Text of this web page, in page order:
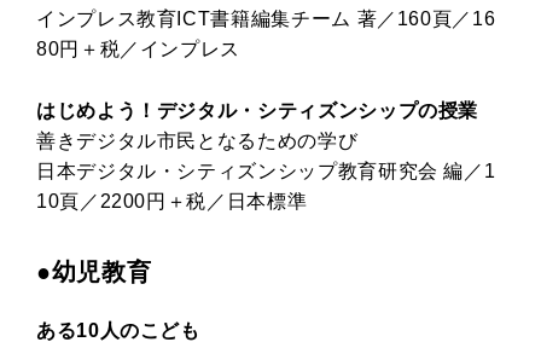
インプレス教育ICT書籍編集チーム 著／160頁／16
80円＋税／インプレス
はじめよう！デジタル・シティズンシップの授業
善きデジタル市民となるための学び
日本デジタル・シティズンシップ教育研究会 編／1
10頁／2200円＋税／日本標準
●幼児教育
ある10人のこども